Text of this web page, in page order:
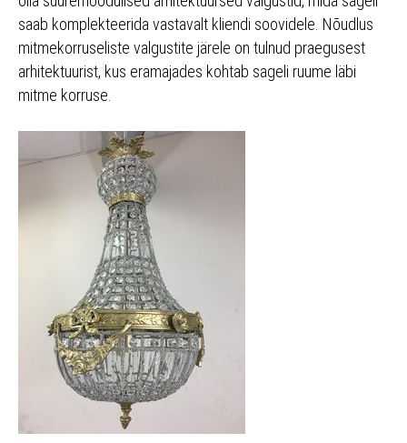
saab komplekteerida vastavalt kliendi soovidele. Nõudlus
mitmekorruseliste valgustite järele on tulnud praegusest
arhitektuurist, kus eramajades kohtab sageli ruume läbi
mitme korruse.